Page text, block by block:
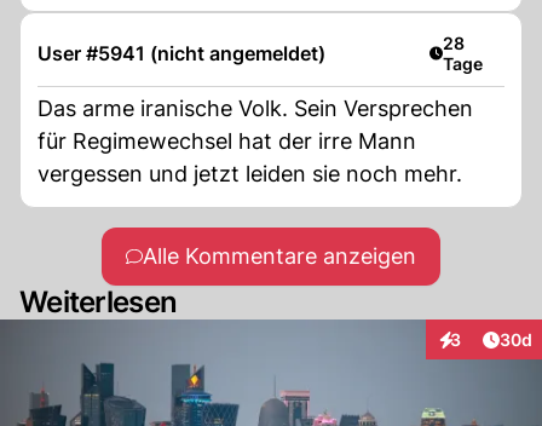
User #5941 (nicht angemeldet) Artikel
28
Tage
Das arme iranische Volk. Sein Versprechen
für Regimewechsel hat der irre Mann
vergessen und jetzt leiden sie noch mehr.
Alle Kommentare anzeigen
Weiterlesen
3
Interaktionen
30d